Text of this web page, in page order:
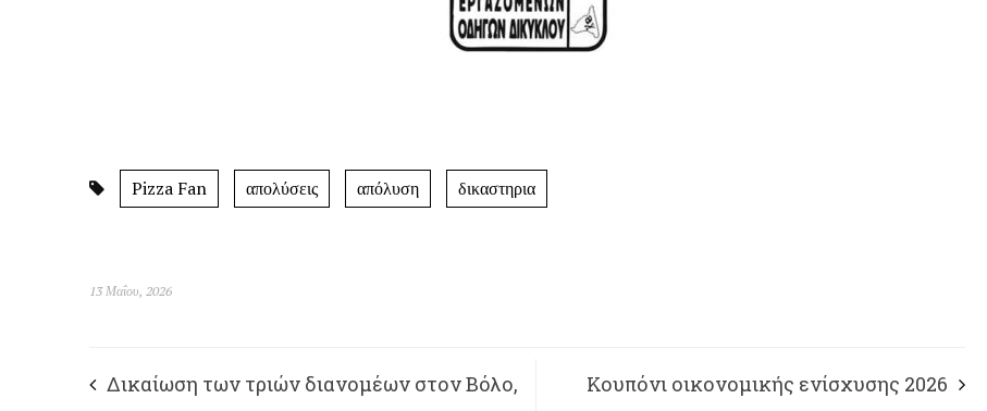
Pizza Fan απολύσεις απόλυση δικαστηρια
13 Μαΐου, 2026
Δικαίωση των τριών διανομέων στον Βόλο, Κουπόνι οικονομικής ενίσχυσης 2026